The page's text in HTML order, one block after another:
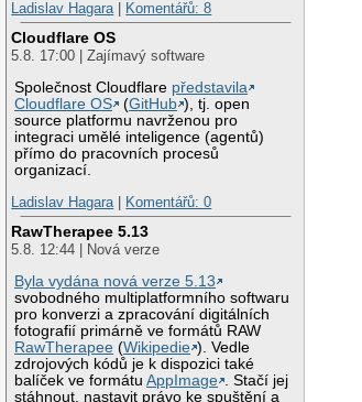
Ladislav Hagara| Komentářů: 8
Cloudflare OS
5.8. 17:00 | Zajímavý software
Společnost Cloudflare představila
Cloudflare OS
(GitHub ), tj. open
source platformu navrženou pro
integraci umělé inteligence (agentů)
přímo do pracovních procesů
organizací.
Ladislav Hagara| Komentářů: 0
RawTherapee 5.13
5.8. 12:44 | Nová verze
Byla vydána nová verze 5.13
svobodného multiplatformního softwaru
pro konverzi a zpracování digitálních
fotografií primárně ve formátů RAW
RawTherapee (Wikipedie ). Vedle
zdrojových kódů je k dispozici také
balíček ve formátuAppImage
. Stačí jej
stáhnout, nastavit právo ke spuštění a